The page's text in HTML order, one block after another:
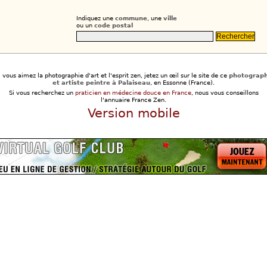
Indiquez une commune , une ville
ou un code postal
vous aimez la photographie d'art et l'esprit zen, jetez un œil sur le site de ce
et artiste peintre à Palaiseau , en Essonne (France).
Si vous recherchez un praticien en médecine douce en France, nous vous conseillons
l'annuaire France Zen.
Version mobile